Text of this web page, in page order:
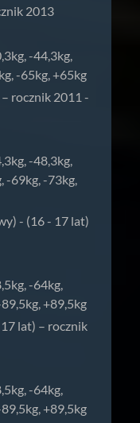
2013
-44,3kg,
-65kg, +65kg
rocznik 2011 -
-48,3kg,
-69kg, -73kg,
- (16 - 17 lat)
-64kg,
+89,5kg
lat) – rocznik
-64kg,
+89,5kg